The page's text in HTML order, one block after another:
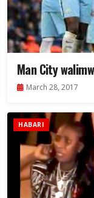
Man City
March 28, 2017
HABARI